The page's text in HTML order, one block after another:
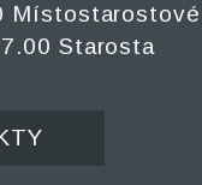
Místostarostové
Starosta